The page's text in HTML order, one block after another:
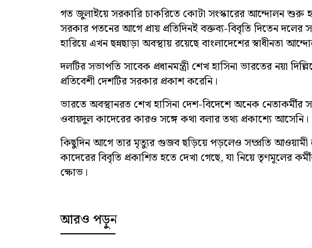
গত জুলাইয়ে সরকারি চাকরিতে কোটা সংস্কারের আন্দোলন শুরু
সরকার পতনের আগে প্রায় প্রতিদিনই বক্তব্য-বিবৃতি দিতেন
হারিয়ে এখন ছন্নছাড়া অবস্থায় রয়েছে বাংলাদেশের স্বাধীনতা
দলটির সভাপতি সাবেক প্রধানমন্ত্রী শেখ হাসিনা ভারতের নয়া
প্রতিবেশী দেশটির সরকার প্রকাশ করেনি।
ভারতে অবস্থানরত শেখ হাসিনা দেশ-বিদেশে অনেক নেতাকর্মীর
ওবায়দুল কাদেরের কারও সঙ্গে কথা বলার তথ্য প্রকাশ্যে আসেনি।
কিছুদিন আগে তার মৃত্যুর গুজব ছড়িয়ে পড়লেও সম্প্রতি
কাদেরের বিবৃতি প্রকাশিত হতে দেখা গেছে, যা নিয়ে তৃণমূলের
ক্ষোভ।
আরও পড়ুন